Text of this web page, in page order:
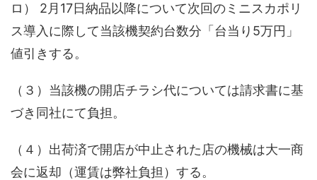
ロ） 2月17日納品以降について次回のミニスカポリ
ス導入に際して当該機契約台数分「台当り5万円」
値引きする。
（３）当該機の開店チラシ代については請求書に基
づき同社にて負担。
（４）出荷済で開店が中止された店の機械は大一商
会に返却（運賃は弊社負担）する。